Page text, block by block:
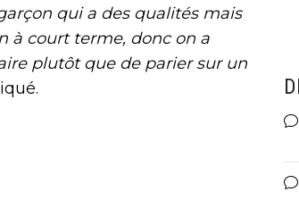
qui a des qualités mais
à court terme, donc on a
plutôt que de parier sur un